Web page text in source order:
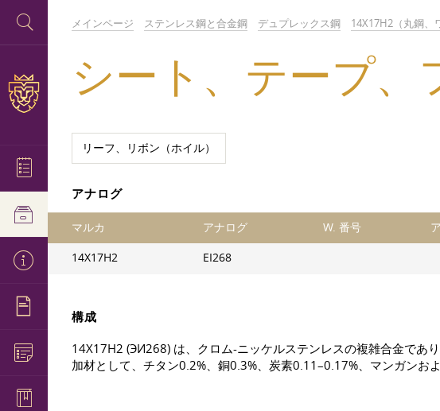
メインページ ステンレス鋼と合金鋼 デュプレックス鋼 14Х17Н2（丸鋼、
シート、テープ、
リーフ、リボン（ホイル）
アナログ
マルカ アナログ W. 番号
14Х17Н2 EI268
構成
14Х17Н2 (ЭИ268) は、クロム-ニッケルステンレスの複雑合金であ
加材として、チタン0.2%、銅0.3%、炭素0.11–0.17%、マンガンお